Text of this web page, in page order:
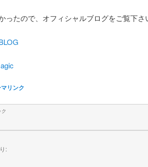
ったので、オフィシャルブログをご覧下さ
リンク
: